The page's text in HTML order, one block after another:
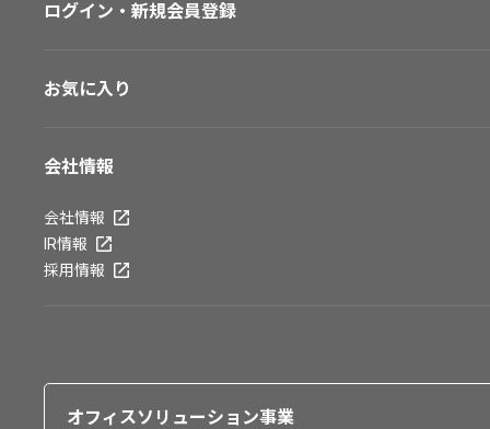
ログイン・新規会員登録
お気に入り
会社情報
会社情報
IR情報
採用情報
オフィスソリューション事業